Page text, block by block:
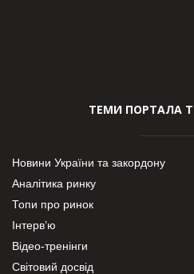
ТЕМИ ПОРТАЛА
Новини України та закордону
Аналітика ринку
Топи про ринок
Інтерв’ю
Відео-тренінги
Світовий досвід